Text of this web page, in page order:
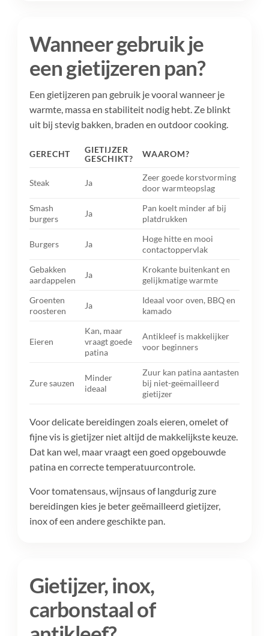
Wanneer gebruik je
een gietijzeren pan?
Een gietijzeren pan gebruik je vooral wanneer je
warmte, massa en stabiliteit nodig hebt. Ze blinkt
uit bij stevig bakken, braden en outdoor cooking.
GERECHT
GIETIJZER
GESCHIKT?
WAAROM?
Steak Ja
Zeer goede korstvorming
door warmteopslag
Smash
burgers
Ja
Pan koelt minder af bij
platdrukken
Burgers Ja
Hoge hitte en mooi
contactoppervlak
Gebakken
aardappelen
Ja
Krokante buitenkant en
gelijkmatige warmte
Groenten
roosteren
Ja
Ideaal voor oven, BBQ en
kamado
Eieren
Kan, maar
vraagt goede
patina
Antikleef is makkelijker
voor beginners
Zure sauzen
Minder
ideaal
Zuur kan patina aantasten
bij niet-geëmailleerd
gietijzer
Voor delicate bereidingen zoals eieren, omelet of
fijne vis is gietijzer niet altijd de makkelijkste keuze.
Dat kan wel, maar vraagt een goed opgebouwde
patina en correcte temperatuurcontrole.
Voor tomatensaus, wijnsaus of langdurig zure
bereidingen kies je beter geëmailleerd gietijzer,
inox of een andere geschikte pan.
Gietijzer, inox,
carbonstaal of